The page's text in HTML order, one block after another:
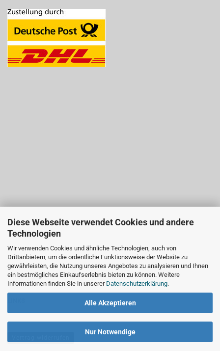
Diese Webseite verwendet Cookies und andere
Technologien
Wir verwenden Cookies und ähnliche Technologien, auch von
Drittanbietern, um die ordentliche Funktionsweise der Website zu
gewährleisten, die Nutzung unseres Angebotes zu analysieren und Ihnen
ein bestmögliches Einkaufserlebnis bieten zu können. Weitere
Informationen finden Sie in unserer Datenschutzerklärung.
Alle Akzeptieren
Nur Notwendige